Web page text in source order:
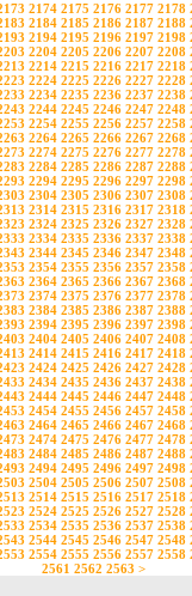
2174 2175 2176 2177 2178
2184 2185 2186 2187 2188
2194 2195 2196 2197 2198
2204 2205 2206 2207 2208
2214 2215 2216 2217 2218
2224 2225 2226 2227 2228
2234 2235 2236 2237 2238
2244 2245 2246 2247 2248
2254 2255 2256 2257 2258
2264 2265 2266 2267 2268
2274 2275 2276 2277 2278
2284 2285 2286 2287 2288
2294 2295 2296 2297 2298
2304 2305 2306 2307 2308
2314 2315 2316 2317 2318
2324 2325 2326 2327 2328
2334 2335 2336 2337 2338
2344 2345 2346 2347 2348
2354 2355 2356 2357 2358
2364 2365 2366 2367 2368
2374 2375 2376 2377 2378
2384 2385 2386 2387 2388
2394 2395 2396 2397 2398
2404 2405 2406 2407 2408
2414 2415 2416 2417 2418
2424 2425 2426 2427 2428
2434 2435 2436 2437 2438
2444 2445 2446 2447 2448
2454 2455 2456 2457 2458
2464 2465 2466 2467 2468
2474 2475 2476 2477 2478
2484 2485 2486 2487 2488
2494 2495 2496 2497 2498
2504 2505 2506 2507 2508
2514 2515 2516 2517 2518
2524 2525 2526 2527 2528
2534 2535 2536 2537 2538
2544 2545 2546 2547 2548
2554 2555 2556 2557 2558
2561 2562 2563 >